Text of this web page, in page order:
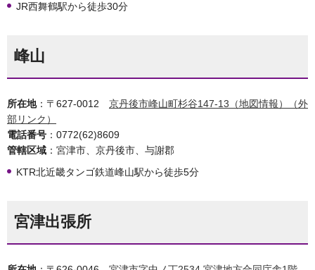
JR西舞鶴駅から徒歩30分
峰山
所在地：〒627-0012 京丹後市峰山町杉谷147-13（地図情報）（外
部リンク）
電話番号 ：0772(62)8609
管轄区域 ：宮津市、京丹後市、与謝郡
KTR北近畿タンゴ鉄道峰山駅から徒歩5分
宮津出張所